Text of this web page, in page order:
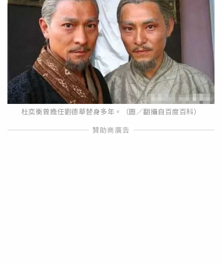
杜奕衡曾擔任劉德華替身多年。（圖／翻攝自百度百科）